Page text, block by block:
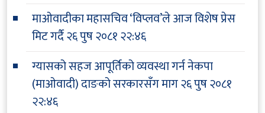
माओवादीका महासचिव ‘विप्लव’ले आज विशेष प्रेस
मिट गर्दै२६ पुष २०८१ २२:४६
ग्यासको सहज आपूर्तिको व्यवस्था गर्न नेकपा
(माओवादी) दाङको सरकारसँग माग२६ पुष २०८१
२२:४६